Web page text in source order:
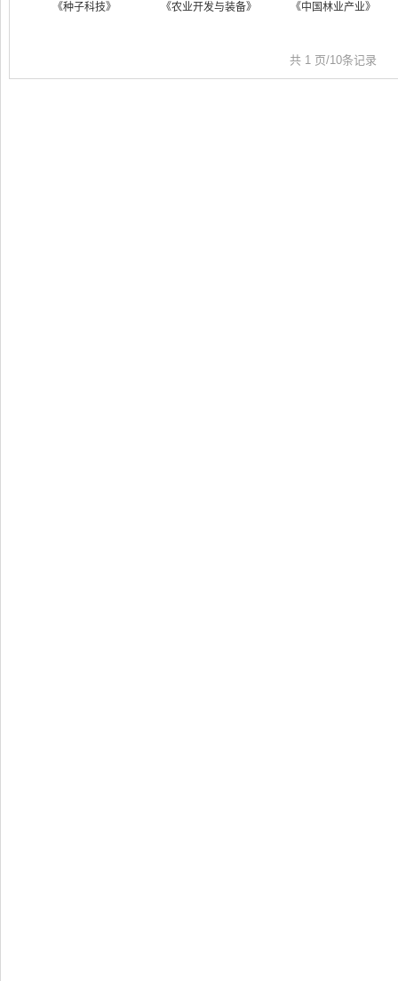
《种子科技》 《农业开发与装备》 《中国林业产业》
共 1 页/10条记录